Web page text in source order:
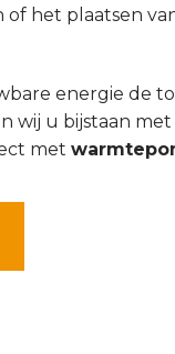
het plaatsen
energie de
wij u bijstaan met
met